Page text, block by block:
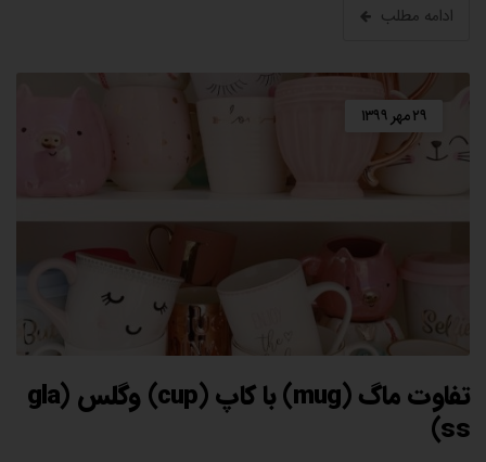
ادامه مطلب
۲۹ مهر ۱۳۹۹
تفاوت ماگ (mug) با کاپ (cup) وگلس (gla
ss)